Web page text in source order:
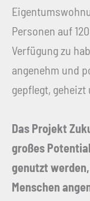
Personen auf
Verfügung zu
angenehm und
gepflegt,
Das Projekt
großes
genutzt
Menschen